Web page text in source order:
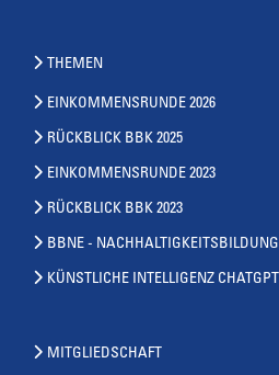
THEMEN
EINKOMMENSRUNDE 2026
RÜCKBLICK BBK 2025
EINKOMMENSRUNDE 2023
RÜCKBLICK BBK 2023
BBNE - NACHHALTIGKEITSBILDUNG
KÜNSTLICHE INTELLIGENZ CHATGPT
MITGLIEDSCHAFT